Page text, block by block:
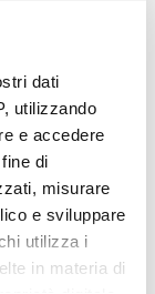
dati
utilizzando
e accedere
di
misurare
e sviluppare
utilizza i
in materia di
sedentaria.
al
divano. E’
in cui
che
posizione ed